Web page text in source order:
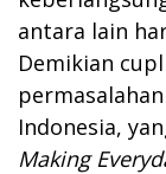
antara lain
Demikian
Indonesia,
Making